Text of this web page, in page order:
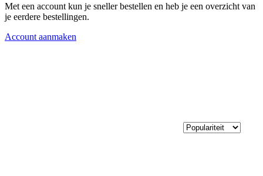
Met een account kun je sneller bestellen en heb je een overzicht van
je eerdere bestellingen.
Account aanmaken